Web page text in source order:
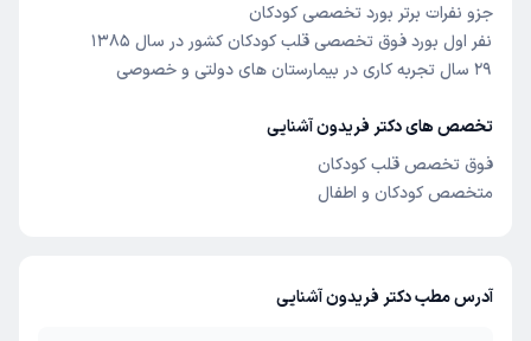
جزو نفرات برتر بورد تخصصی کودکان
نفر اول بورد فوق تخصصی قلب کودکان کشور در سال 1385
تخصص های دکتر فریدون آشنایی
فوق تخصص قلب کودکان
متخصص کودکان و اطفال
آدرس مطب دکتر فریدون آشنایی